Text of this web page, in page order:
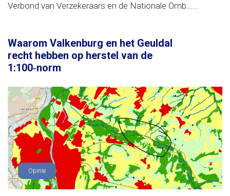
Verbond van Verzekeraars en de Nationale Omb......
Waarom Valkenburg en het Geuldal
recht hebben op herstel van de
1:100‑norm
Opinie